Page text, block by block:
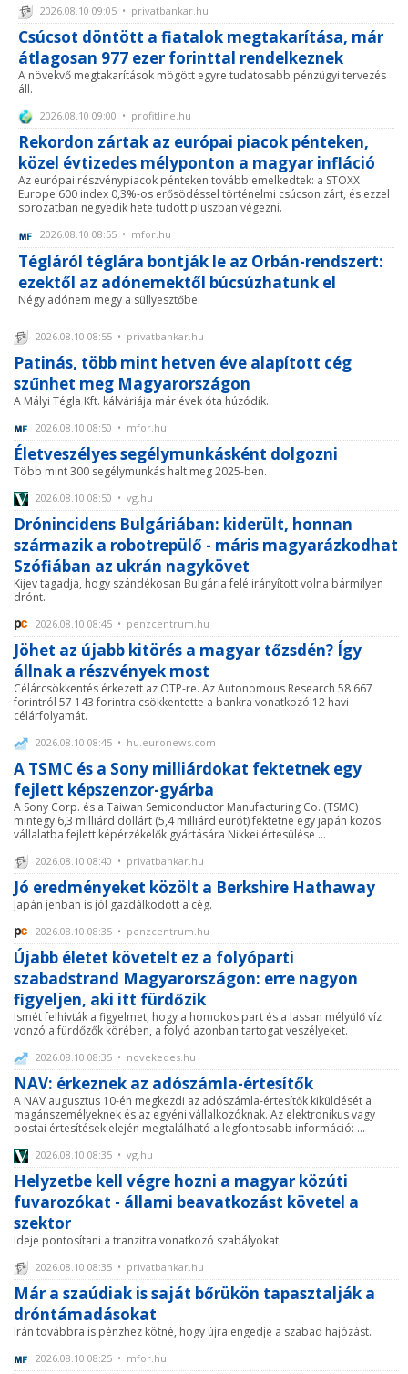
2026.08.10 09:05 • privatbankar.hu
Csúcsot döntött a fiatalok megtakarítása, már
átlagosan 977 ezer forinttal rendelkeznek
A növekvő megtakarítások mögött egyre tudatosabb pénzügyi tervezés
áll.
2026.08.10 09:00 • profitline.hu
Rekordon zártak az európai piacok pénteken,
közel évtizedes mélyponton a magyar infláció
Az európai részvénypiacok pénteken tovább emelkedtek: a STOXX
Europe 600 index 0,3%-os erősödéssel történelmi csúcson zárt, és ezzel
sorozatban negyedik hete tudott pluszban végezni.
2026.08.10 08:55 • mfor.hu
Tégláról téglára bontják le az Orbán-rendszert:
ezektől az adónemektől búcsúzhatunk el
Négy adónem megy a süllyesztőbe.
2026.08.10 08:55 • privatbankar.hu
Patinás, több mint hetven éve alapított cég
szűnhet meg Magyarországon
A Mályi Tégla Kft. kálváriája már évek óta húzódik.
2026.08.10 08:50 • mfor.hu
Életveszélyes segélymunkásként dolgozni
Több mint 300 segélymunkás halt meg 2025-ben.
2026.08.10 08:50 • vg.hu
Drónincidens Bulgáriában: kiderült, honnan
származik a robotrepülő - máris magyarázkodhat
Szófiában az ukrán nagykövet
Kijev tagadja, hogy szándékosan Bulgária felé irányított volna bármilyen
drónt.
2026.08.10 08:45 • penzcentrum.hu
Jöhet az újabb kitörés a magyar tőzsdén? Így
állnak a részvények most
Célárcsökkentés érkezett az OTP-re. Az Autonomous Research 58 667
forintról 57 143 forintra csökkentette a bankra vonatkozó 12 havi
célárfolyamát.
2026.08.10 08:45 • hu.euronews.com
A TSMC és a Sony milliárdokat fektetnek egy
fejlett képszenzor-gyárba
A Sony Corp. és a Taiwan Semiconductor Manufacturing Co. (TSMC)
mintegy 6,3 milliárd dollárt (5,4 milliárd eurót) fektetne egy japán közös
vállalatba fejlett képérzékelők gyártására Nikkei értesülése ...
2026.08.10 08:40 • privatbankar.hu
Jó eredményeket közölt a Berkshire Hathaway
Japán jenban is jól gazdálkodott a cég.
2026.08.10 08:35 • penzcentrum.hu
Újabb életet követelt ez a folyóparti
szabadstrand Magyarországon: erre nagyon
figyeljen, aki itt fürdőzik
Ismét felhívták a figyelmet, hogy a homokos part és a lassan mélyülő víz
vonzó a fürdőzők körében, a folyó azonban tartogat veszélyeket.
2026.08.10 08:35 • novekedes.hu
NAV: érkeznek az adószámla-értesítők
A NAV augusztus 10-én megkezdi az adószámla-értesítők kiküldését a
magánszemélyeknek és az egyéni vállalkozóknak. Az elektronikus vagy
postai értesítések elején megtalálható a legfontosabb információ: ...
2026.08.10 08:35 • vg.hu
Helyzetbe kell végre hozni a magyar közúti
fuvarozókat - állami beavatkozást követel a
szektor
Ideje pontosítani a tranzitra vonatkozó szabályokat.
2026.08.10 08:35 • privatbankar.hu
Már a szaúdiak is saját bőrükön tapasztalják a
dróntámadásokat
Irán továbbra is pénzhez kötné, hogy újra engedje a szabad hajózást.
2026.08.10 08:25 • mfor.hu